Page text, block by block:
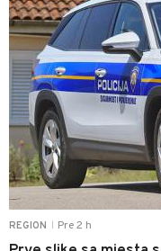
REGION Pre 2 h